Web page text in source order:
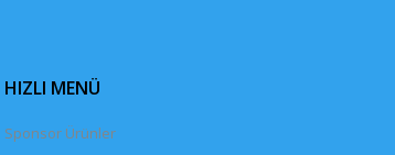
HIZLI MENÜ
Sponsor Ürünler